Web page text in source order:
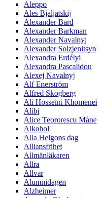
Aleppo
Ales Bjaljatskij
Alexander Bard
Alexander Barkman
Alexander Navalnyj
Alexander Solzjenitsyn
Alexandra Erdélyi
Alexandra Pascalidou
Alexej Navalnyj
Alf Enerström
Alfred Skogberg
Ali Hosseini Khomenei
Alibi
Alice Teororescu Måne
Alkohol
Alla Helgons dag
Alliansfrihet
Allmänläkaren
Allra
Allvar
Alumnidagen
Alzheimer